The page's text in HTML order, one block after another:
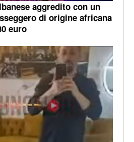
aggredito con un
di origine africana
euro